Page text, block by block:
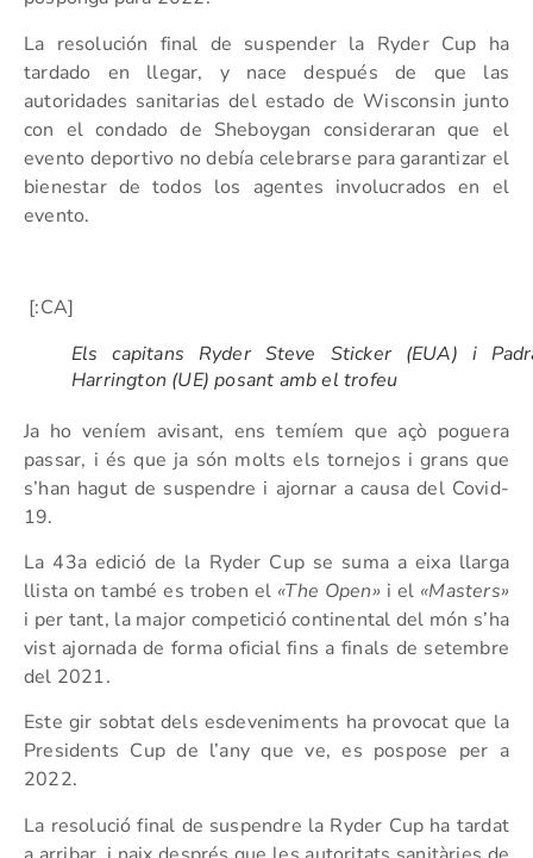
La resolución final de suspender la Ryder Cup ha
tardado en llegar, y nace después de que las
autoridades sanitarias del estado de Wisconsin junto
con el condado de Sheboygan consideraran que el
evento deportivo no debía celebrarse para garantizar el
bienestar de todos los agentes involucrados en el
evento.
[:CA]
Els capitans Ryder Steve Sticker (EUA) i
Harrington (UE) posant amb el trofeu
Ja ho veníem avisant, ens temíem que açò poguera
passar, i és que ja són molts els tornejos i grans que
s’han hagut de suspendre i ajornar a causa del Covid-
19.
La 43a edició de la Ryder Cup se suma a eixa llarga
llista on també es troben el «The Open» i el «Masters»
i per tant, la major competició continental del món s’ha
vist ajornada de forma oficial fins a finals de setembre
del 2021.
Este gir sobtat dels esdeveniments ha provocat que la
Presidents Cup de l’any que ve, es pospose per a
2022.
La resolució final de suspendre la Ryder Cup ha tardat